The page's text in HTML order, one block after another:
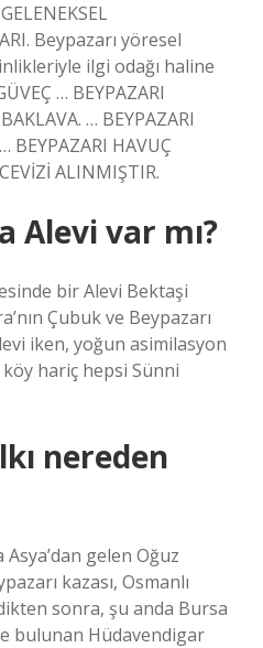
Beypazarı yöresel
ilgi odağı haline
… BEYPAZARI
… BEYPAZARI
BEYPAZARI HAVUÇ
ALINMIŞTIR.
Alevi var mı?
bir Alevi Bektaşi
Çubuk ve Beypazarı
iken, yoğun asimilasyon
hariç hepsi Sünni
nereden
gelen Oğuz
kazası, Osmanlı
sonra, şu anda Bursa
bulunan Hüdavendigar